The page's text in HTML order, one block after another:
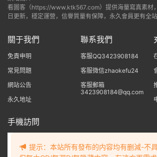
看圖客（https://www.ktk567.com）提供海量寫真素材
日更新，穩定運營，信譽質量有保障，永久會員更有全站
關于我們
免責申明
常見問題
網站公告
永久地址
聯系我們
客服QQ3423908184
客服微信zhaokefu24
客服郵箱
3423908184@qq.com
手機訪問
提示：本站所有發布的内容均有删減-不